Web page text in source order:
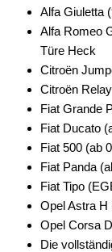
für Jaguar
für Kia
für Lada
für Lamborghini
für Lancia
für Lexus
für Mazda
Alfa Giuletta
Alfa Romeo
Türe Heck
Citroën
Citroën
Fiat Grande
Fiat Ducato
Fiat 500 (ab
Fiat Panda
Fiat Tipo
Opel Astra H
Opel Corsa
Die